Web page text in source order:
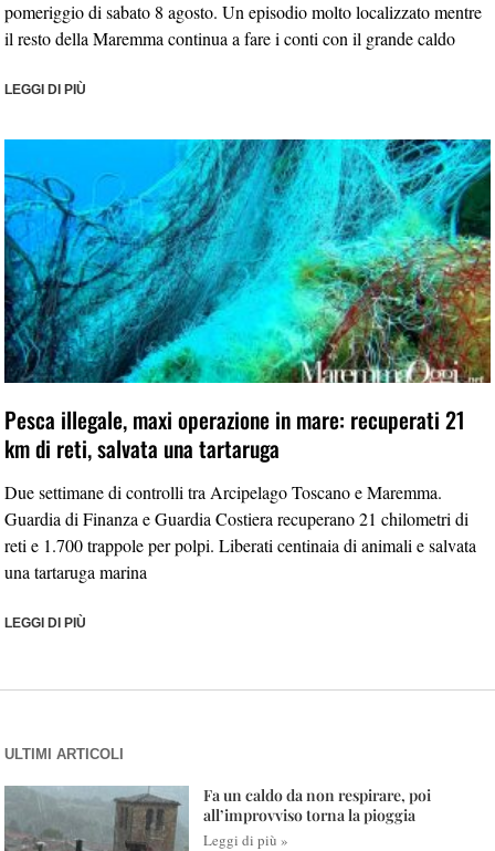
pomeriggio di sabato 8 agosto. Un episodio molto localizzato mentre
il resto della Maremma continua a fare i conti con il grande caldo
LEGGI DI PIÙ
Pesca illegale, maxi operazione in mare: recuperati 21
km di reti, salvata una tartaruga
Due settimane di controlli tra Arcipelago Toscano e Maremma.
Guardia di Finanza e Guardia Costiera recuperano 21 chilometri di
reti e 1.700 trappole per polpi. Liberati centinaia di animali e salvata
una tartaruga marina
LEGGI DI PIÙ
ULTIMI ARTICOLI
Fa un caldo da non respirare, poi
all’improvviso torna la pioggia
Leggi di più »